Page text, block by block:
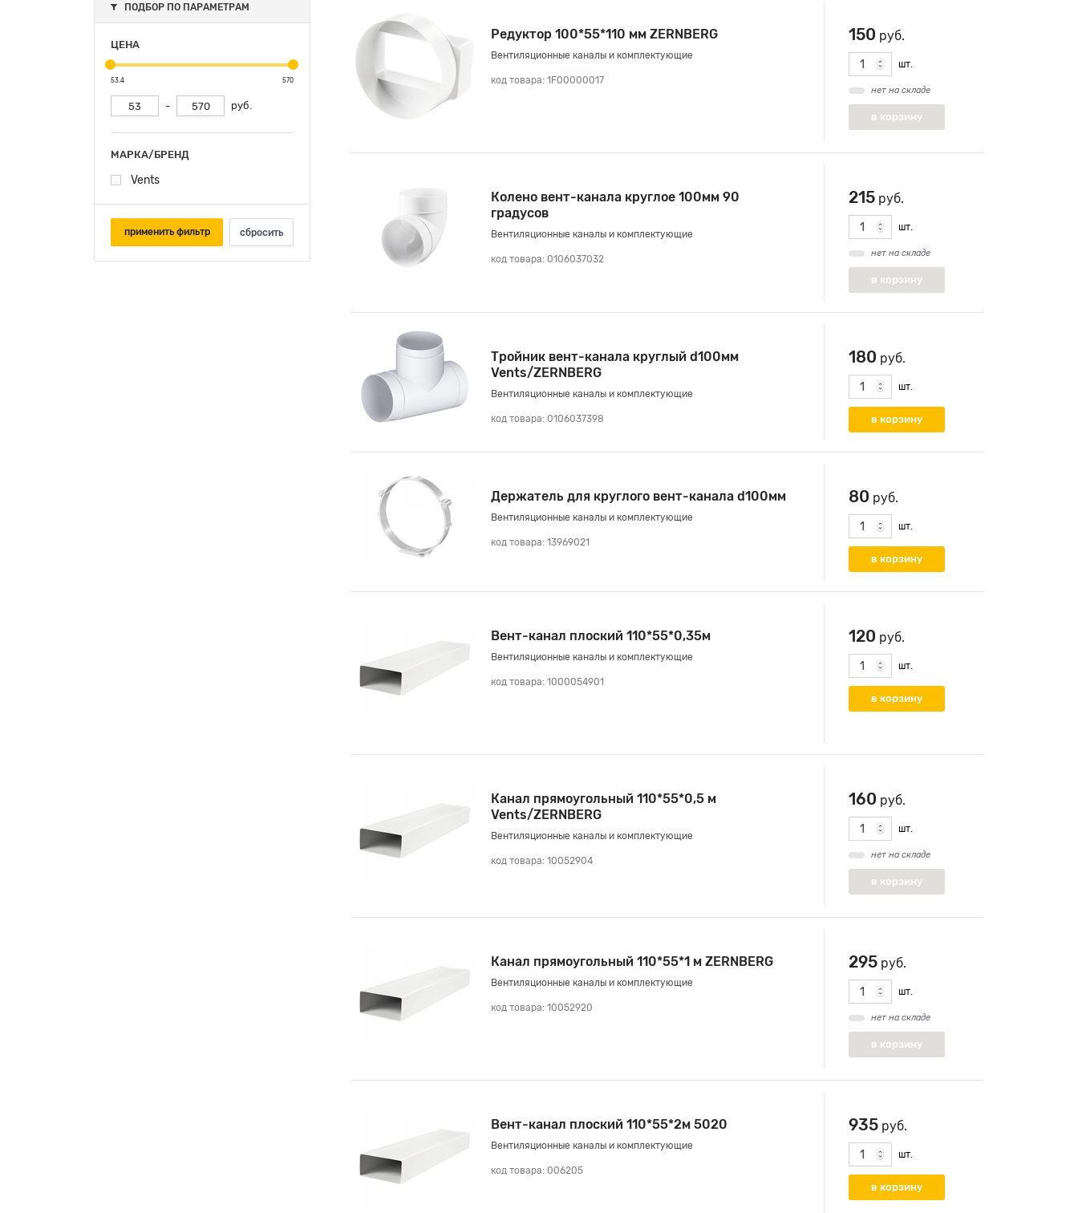
ПОДБОР ПО ПАРАМЕТРАМ
ЦЕНА
53.4 570
- руб.
МАРКА/БРЕНД
Vents
Редуктор 100*55*110 мм ZERNBERG
Вентиляционные каналы и комплектующие
код товара: 1F00000017
150 руб.
шт.
нет на складе
Колено вент-канала круглое 100мм 90
градусов
Вентиляционные каналы и комплектующие
код товара: 0106037032
215 руб.
шт.
нет на складе
Тройник вент-канала круглый d100мм
Vents/ZERNBERG
Вентиляционные каналы и комплектующие
код товара: 0106037398
180 руб.
шт.
Держатель для круглого вент-канала d100мм
Вентиляционные каналы и комплектующие
код товара: 13969021
80 руб.
шт.
Вент-канал плоский 110*55*0,35м
Вентиляционные каналы и комплектующие
код товара: 1000054901
120 руб.
шт.
Канал прямоугольный 110*55*0,5 м
Vents/ZERNBERG
Вентиляционные каналы и комплектующие
код товара: 10052904
160 руб.
шт.
нет на складе
Канал прямоугольный 110*55*1 м ZERNBERG
Вентиляционные каналы и комплектующие
код товара: 10052920
295 руб.
шт.
нет на складе
Вент-канал плоский 110*55*2м 5020
Вентиляционные каналы и комплектующие
код товара: 006205
935 руб.
шт.